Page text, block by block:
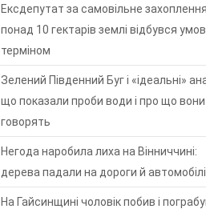
Ексдепутат за самовільне захоплення
понад 10 гектарів землі відбувся
терміном
Зелений Південний Буг і «ідеальні»
що показали проби води і про що
говорять
Негода наробила лиха на Вінниччині:
дерева падали на дороги й автомобілі
На Гайсинщині чоловік побив і